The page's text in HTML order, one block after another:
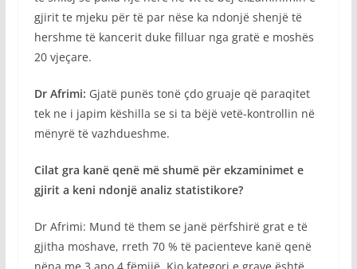
gjirit te mjeku për të par nëse ka ndonjë shenjë të
hershme të kancerit duke filluar nga gratë e moshës
20 vjeçare.
Dr Afrimi: Gjatë punës tonë çdo gruaje që paraqitet
tek ne i japim këshilla se si ta bëjë vetë-kontrollin në
mënyrë të vazhdueshme.
Cilat gra kanë qenë më shumë për ekzaminimet e
gjirit a keni ndonjë analiz statistikore?
Dr Afrimi: Mund të them se janë përfshirë grat e të
gjitha moshave, rreth 70 % të pacienteve kanë qenë